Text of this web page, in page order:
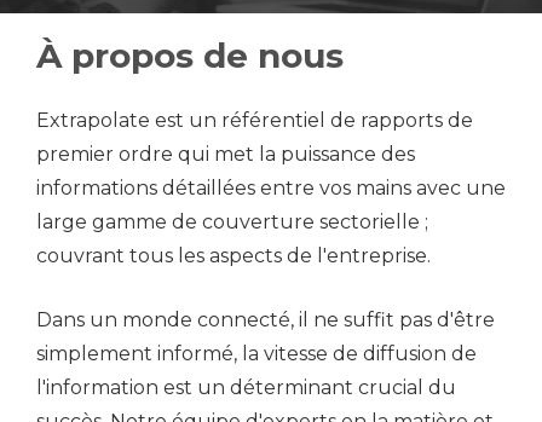
À propos de nous
Extrapolate est un référentiel de rapports de
premier ordre qui met la puissance des
informations détaillées entre vos mains avec une
large gamme de couverture sectorielle ;
couvrant tous les aspects de l'entreprise.
Dans un monde connecté, il ne suffit pas d'être
simplement informé, la vitesse de diffusion de
l'information est un déterminant crucial du